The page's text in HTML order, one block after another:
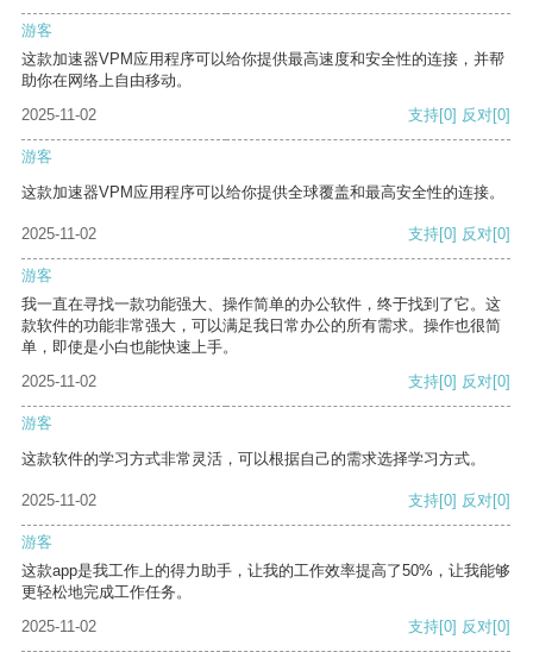
游客
这款加速器VPM应用程序可以给你提供最高速度和安全性的连接，并帮
助你在网络上自由移动。
2025-11-02
支持[0] 反对[0]
游客
这款加速器VPM应用程序可以给你提供全球覆盖和最高安全性的连接。
2025-11-02 支持[0] 反对[0]
游客
我一直在寻找一款功能强大、操作简单的办公软件，终于找到了它。这
款软件的功能非常强大，可以满足我日常办公的所有需求。操作也很简
单，即使是小白也能快速上手。
2025-11-02
支持[0] 反对[0]
游客
这款软件的学习方式非常灵活，可以根据自己的需求选择学习方式。
2025-11-02 支持[0] 反对[0]
游客
这款app是我工作上的得力助手，让我的工作效率提高了50%，让我能够
更轻松地完成工作任务。
2025-11-02
支持[0] 反对[0]